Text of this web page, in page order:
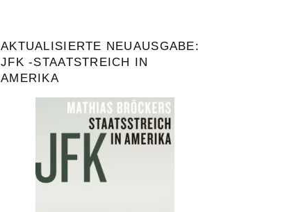
AKTUALISIERTE NEUAUSGABE:
JFK -STAATSTREICH IN
AMERIKA